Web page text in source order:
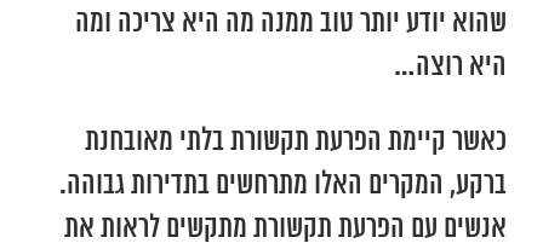
שהוא יודע יותר טוב ממנה מה היא צריכה ומה
היא רוצה…
כאשר קיימת הפרעת תקשורת בלתי מאובחנת
ברקע, המקרים האלו מתרחשים בתדירות גבוהה.
אנשים עם הפרעת תקשורת מתקשים לראות את